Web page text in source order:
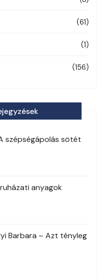
(61)
(1)
(156)
szépségápolás sötét
anyagok
Barbara – Azt tényleg